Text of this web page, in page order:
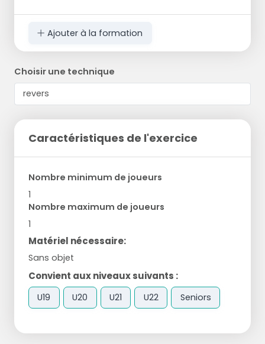
Ajouter à la formation
Choisir une technique
Caractéristiques de l'exercice
Nombre minimum de joueurs
1
Nombre maximum de joueurs
1
Matériel nécessaire:
Sans objet
Convient aux niveaux suivants :
U19 U20 U21 U22 Seniors